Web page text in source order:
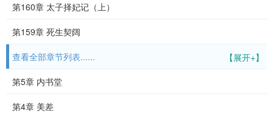
第160章 太子择妃记（上）
第159章 死生契阔
【展开+】
查看全部章节列表......
第5章 内书堂
第4章 美差